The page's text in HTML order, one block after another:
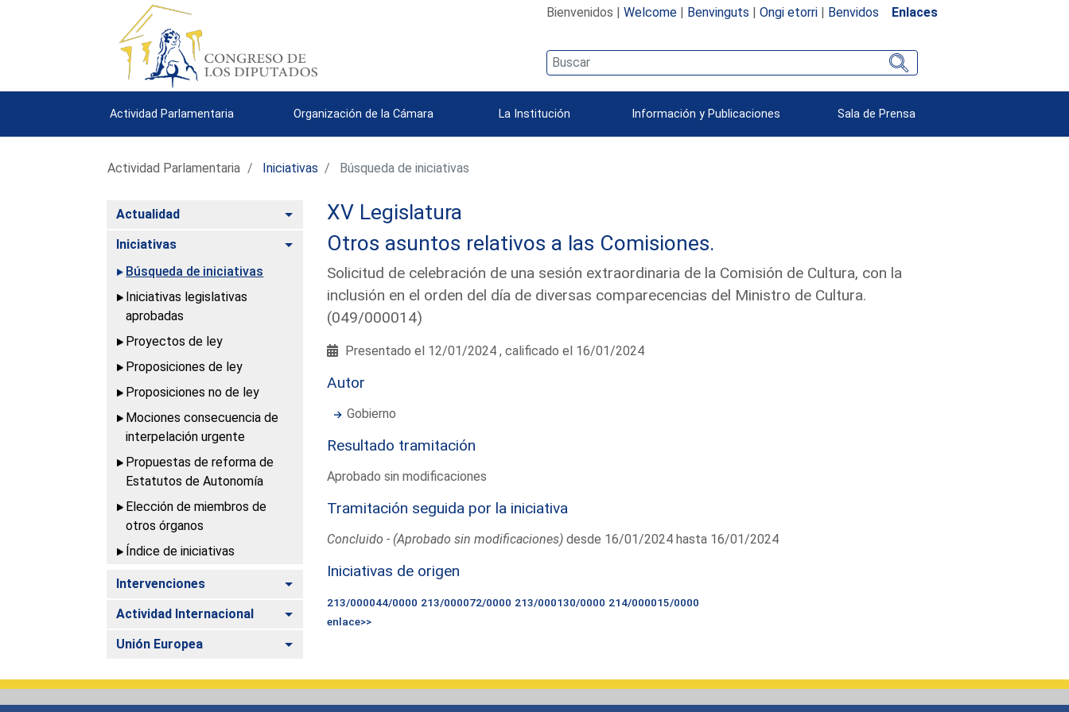
Bienvenidos | Welcome| Benvinguts | Ongi etorri| Benvidos Enlaces
Actividad Parlamentaria Organización de la Cámara La Institución Información y Publicaciones Sala de Prensa
Actividad Parlamentaria Iniciativas Búsqueda de iniciativas
Actualidad Alternar
Iniciativas
Alternar
Búsqueda de iniciativas
Iniciativas legislativas
aprobadas
Proyectos de ley
Proposiciones de ley
Proposiciones no de ley
Mociones consecuencia de
interpelación urgente
Propuestas de reforma de
Estatutos de Autonomía
Elección de miembros de
otros órganos
Índice de iniciativas
Intervenciones Alternar
Actividad Internacional Alternar
Unión Europea Alternar
XV Legislatura
Otros asuntos relativos a las Comisiones.
Solicitud de celebración de una sesión extraordinaria de la Comisión de Cultura, con la
inclusión en el orden del día de diversas comparecencias del Ministro de Cultura.
(049/000014)
Presentado el 12/01/2024 , calificado el 16/01/2024
Autor
Gobierno
Resultado tramitación
Aprobado sin modificaciones
Tramitación seguida por la iniciativa
Concluido - (Aprobado sin modificaciones)desde 16/01/2024 hasta 16/01/2024
Iniciativas de origen
213/000044/0000 213/000072/0000 213/000130/0000 214/000015/0000
enlace>>